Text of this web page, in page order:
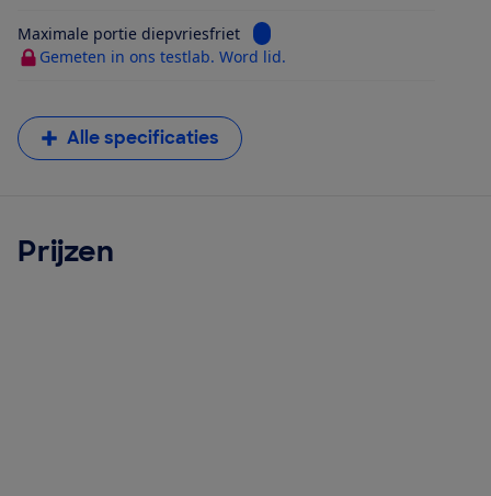
Maximale portie diepvriesfriet
Bekijk informatie voor
Gemeten in ons testlab. Word lid.
Alle specificaties
Prijzen